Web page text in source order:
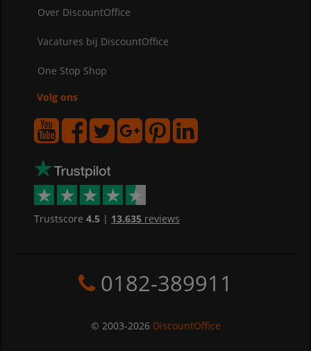
Over DiscountOffice
Vacatures bij DiscountOffice
One Stop Shop
Volg ons
Trustscore 4.5| 13.635reviews
0182-389911
© 2003-2026 DiscountOffice